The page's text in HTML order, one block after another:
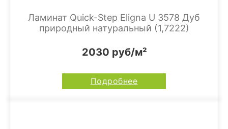
Ламинат Quick-Step Eligna U 3578 Дуб
природный натуральный (1,7222)
2030 руб/м²
Подробнее